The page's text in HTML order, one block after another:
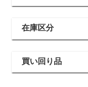
在庫区分
買い回り品